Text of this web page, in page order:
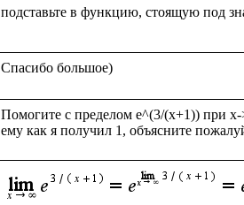
подставьте в функцию, стоящую под
Помогите с пределом e^(3/(x+1)) при x-